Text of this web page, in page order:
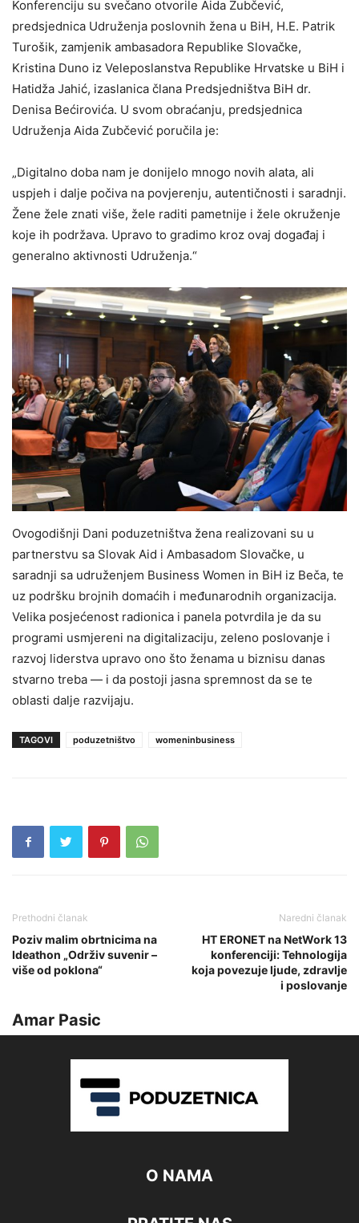
Konferenciju su svečano otvorile Aida Zubčević,
predsjednica Udruženja poslovnih žena u BiH, H.E. Patrik
Turošik, zamjenik ambasadora Republike Slovačke,
Kristina Duno iz Veleposlanstva Republike Hrvatske u BiH i
Hatidža Jahić, izaslanica člana Predsjedništva BiH dr.
Denisa Bećirovića. U svom obraćanju, predsjednica
Udruženja Aida Zubčević poručila je:
„Digitalno doba nam je donijelo mnogo novih alata, ali
uspjeh i dalje počiva na povjerenju, autentičnosti i saradnji.
Žene žele znati više, žele raditi pametnije i žele okruženje
koje ih podržava. Upravo to gradimo kroz ovaj događaj i
generalno aktivnosti Udruženja.“
Ovogodišnji Dani poduzetništva žena realizovani su u
partnerstvu sa Slovak Aid i Ambasadom Slovačke, u
saradnji sa udruženjem Business Women in BiH iz Beča, te
uz podršku brojnih domaćih i međunarodnih organizacija.
Velika posjećenost radionica i panela potvrdila je da su
programi usmjereni na digitalizaciju, zeleno poslovanje i
razvoj liderstva upravo ono što ženama u biznisu danas
stvarno treba — i da postoji jasna spremnost da se te
oblasti dalje razvijaju.
TAGOVI poduzetništvo womeninbusiness
Prethodni članak
Poziv malim obrtnicima na
Ideathon „Održiv suvenir –
više od poklona“
Naredni članak
HT ERONET na NetWork 13
konferenciji: Tehnologija
koja povezuje ljude, zdravlje
i poslovanje
Amar Pasic
O NAMA